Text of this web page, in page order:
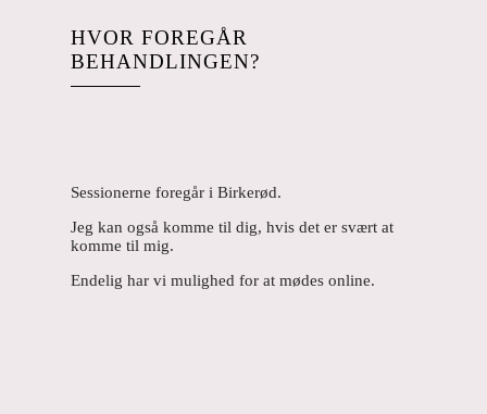
HVOR FOREGÅR
BEHANDLINGEN?
Sessionerne foregår i Birkerød.
Jeg kan også komme til dig, hvis det er svært at
komme til mig.
Endelig har vi mulighed for at mødes online.